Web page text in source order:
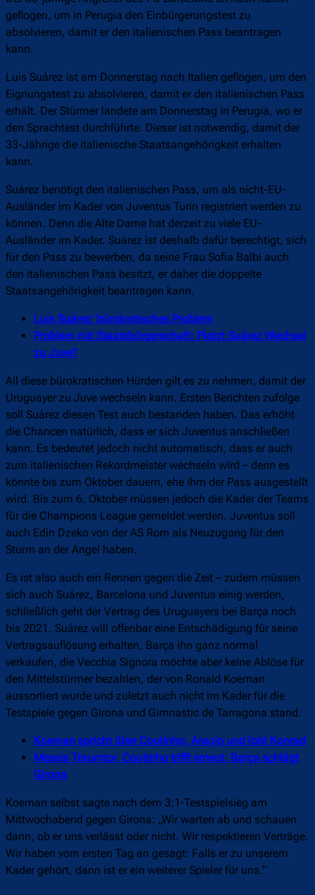
geflogen, um in Perugia den Einbürgerungstest zu
absolvieren, damit er den italienischen Pass beantragen
kann.
Luis Suárez ist am Donnerstag nach Italien geflogen, um den
Eignungstest zu absolvieren, damit er den italienischen Pass
erhält. Der Stürmer landete am Donnerstag in Perugia, wo er
den Sprachtest durchführte. Dieser ist notwendig, damit der
33-Jährige die italienische Staatsangehörigkeit erhalten
kann.
Suárez benötigt den italienischen Pass, um als nicht-EU-
Ausländer im Kader von Juventus Turin registriert werden zu
können. Denn die Alte Dame hat derzeit zu viele EU-
Ausländer im Kader. Suárez ist deshalb dafür berechtigt, sich
für den Pass zu bewerben, da seine Frau Sofia Balbi auch
den italienischen Pass besitzt, er daher die doppelte
Staatsangehörigkeit beantragen kann.
Luis Suárez‘ bürokratisches Problem
Problem mit Staatsbürgerschaft: Platzt Suárez Wechsel
zu Juve?
All diese bürokratischen Hürden gilt es zu nehmen, damit der
Uruguayer zu Juve wechseln kann. Ersten Berichten zufolge
soll Suárez diesen Test auch bestanden haben. Das erhöht
die Chancen natürlich, dass er sich Juventus anschließen
kann. Es bedeutet jedoch nicht automatisch, dass er auch
zum italienischen Rekordmeister wechseln wird – denn es
könnte bis zum Oktober dauern, ehe ihm der Pass ausgestellt
wird. Bis zum 6. Oktober müssen jedoch die Kader der Teams
für die Champions League gemeldet werden. Juventus soll
auch Edin Dzeko von der AS Rom als Neuzugang für den
Sturm an der Angel haben.
Es ist also auch ein Rennen gegen die Zeit – zudem müssen
sich auch Suárez, Barcelona und Juventus einig werden,
schließlich geht der Vertrag des Uruguayers bei Barça noch
bis 2021. Suárez will offenbar eine Entschädigung für seine
Vertragsauflösung erhalten, Barça ihn ganz normal
verkaufen, die Vecchia Signora möchte aber keine Ablöse für
den Mittelstürmer bezahlen, der von Ronald Koeman
aussortiert wurde und zuletzt auch nicht im Kader für die
Testspiele gegen Girona und Gimnastic de Tarragona stand.
Koeman spricht über Coutinho, Araujo und lobt Konrad
Messis Traumtor, Coutinho trifft erneut: Barça schlägt
Girona
Koeman selbst sagte nach dem 3:1-Testspielsieg am
Mittwochabend gegen Girona: „Wir warten ab und schauen
dann, ob er uns verlässt oder nicht. Wir respektieren Verträge.
Wir haben vom ersten Tag an gesagt: Falls er zu unserem
Kader gehört, dann ist er ein weiterer Spieler für uns.“